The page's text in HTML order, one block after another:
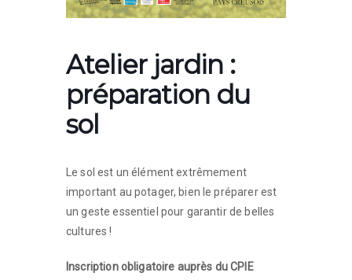
Atelier jardin :
préparation du
sol
Le sol est un élément extrêmement
important au potager, bien le préparer est
un geste essentiel pour garantir de belles
cultures !
Inscription obligatoire auprès du CPIE